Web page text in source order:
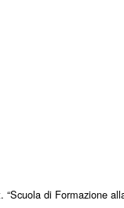
di Formazione